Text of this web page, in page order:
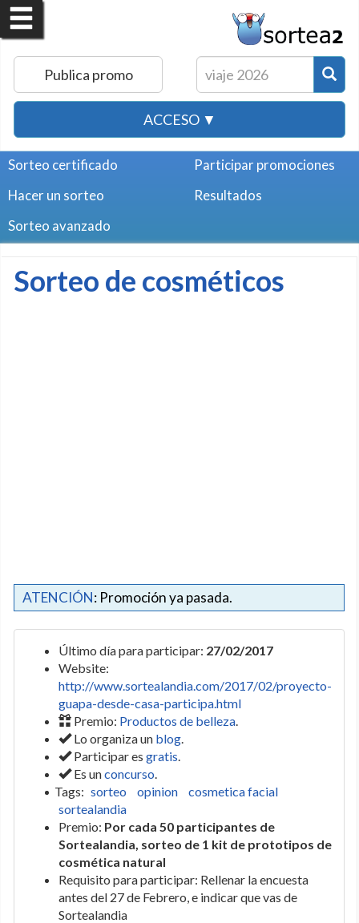
Publica promo
ACCESO ▼
Sorteo certificado
Hacer un sorteo
Sorteo avanzado
Participar promociones
Resultados
Sorteo de cosméticos
ATENCIÓN: Promoción ya pasada.
Último día para participar: 27/02/2017
Website:
http://www.sortealandia.com/2017/02/proyecto-
guapa-desde-casa-participa.html
Premio: Productos de belleza.
Lo organiza un blog.
Participar es gratis.
Es unconcurso.
Tags: sorteo opinion
cosmetica facial
sortealandia
Premio: Por cada 50 participantes de
Sortealandia, sorteo de 1 kit de prototipos de
cosmética natural
Requisito para participar: Rellenar la encuesta
antes del 27 de Febrero, e indicar que vas de
Sortealandia